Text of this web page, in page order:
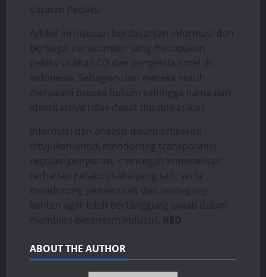
Catatan Redaksi
Artikel ini disusun berdasarkan informasi dari
berbagai narasumber yang merupakan
pelaku usaha LCO dan pengelola hotel di
Indonesia. Sebagian dari mereka masih
menjalani proses hukum sehingga nama dan
identitasnya tidak dapat dipublikasikan.
Informasi dan analisis dalam artikel ini
ditujukan untuk mendorong transparansi
regulasi penyiaran, mencegah kriminalisasi
terhadap pelaku usaha yang sah, serta
mendorong pemerintah dan pemegang
konten agar lebih bertanggung jawab dalam
membina ekosistem industri.
RED
ABOUT THE AUTHOR